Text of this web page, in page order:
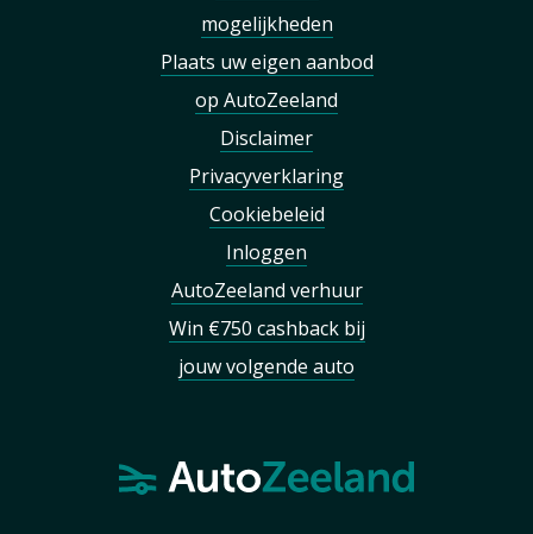
mogelijkheden
Plaats uw eigen aanbod
op AutoZeeland
Disclaimer
Privacyverklaring
Cookiebeleid
Inloggen
AutoZeeland verhuur
Win €750 cashback bij
jouw volgende auto